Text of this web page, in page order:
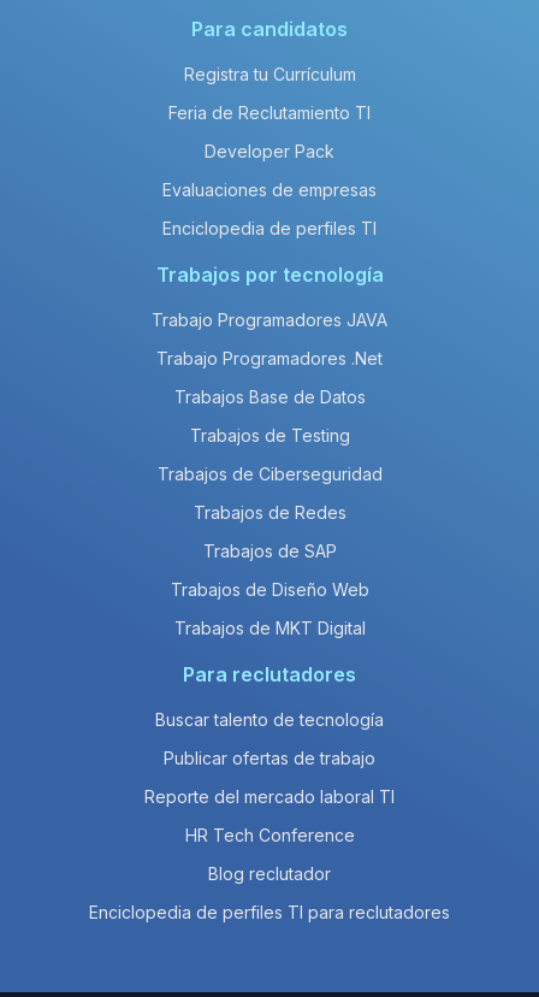
Para candidatos
Registra tu Currículum
Feria de Reclutamiento TI
Developer Pack
Evaluaciones de empresas
Enciclopedia de perfiles TI
Trabajos por tecnología
Trabajo Programadores JAVA
Trabajo Programadores .Net
Trabajos Base de Datos
Trabajos de Testing
Trabajos de Ciberseguridad
Trabajos de Redes
Trabajos de SAP
Trabajos de Diseño Web
Trabajos de MKT Digital
Para reclutadores
Buscar talento de tecnología
Publicar ofertas de trabajo
Reporte del mercado laboral TI
HR Tech Conference
Blog reclutador
Enciclopedia de perfiles TI para reclutadores